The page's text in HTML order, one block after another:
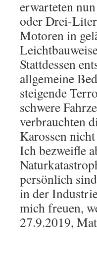
erwarteten
oder Drei-
Motoren in
Stattdessen
allgemeine
steigende
schwere
verbrauchten
Karossen
Ich bezweifle
persönlich
in der
mich freuen,
27.9.2019,